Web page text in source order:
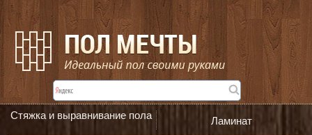
Стяжка и выравнивание пола Ламинат